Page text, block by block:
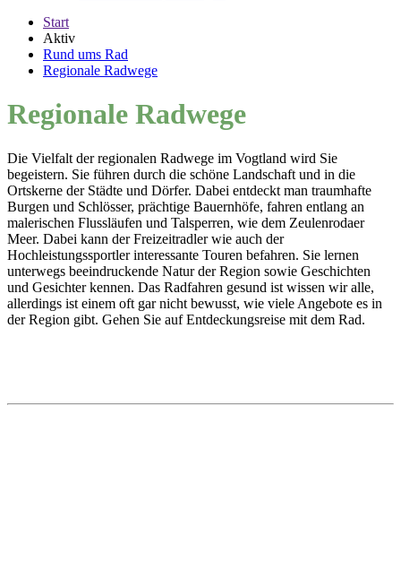
Start
Aktiv
Rund ums Rad
Regionale Radwege
Regionale Radwege
Die Vielfalt der regionalen Radwege im Vogtland wird Sie
begeistern. Sie führen durch die schöne Landschaft und in die
Ortskerne der Städte und Dörfer. Dabei entdeckt man traumhafte
Burgen und Schlösser, prächtige Bauernhöfe, fahren entlang an
malerischen Flussläufen und Talsperren, wie dem Zeulenrodaer
Meer. Dabei kann der Freizeitradler wie auch der
Hochleistungssportler interessante Touren befahren. Sie lernen
unterwegs beeindruckende Natur der Region sowie Geschichten
und Gesichter kennen. Das Radfahren gesund ist wissen wir alle,
allerdings ist einem oft gar nicht bewusst, wie viele Angebote es in
der Region gibt. Gehen Sie auf Entdeckungsreise mit dem Rad.